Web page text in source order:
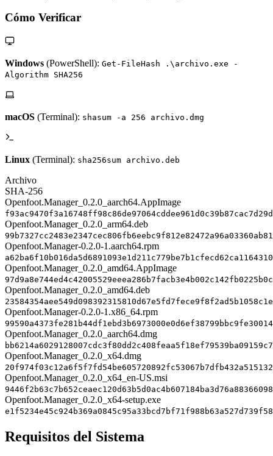
Cómo Verificar
Windows (PowerShell): Get-FileHash .\archivo.exe -
Algorithm SHA256
macOS (Terminal): shasum -a 256 archivo.dmg
Linux (Terminal): sha256sum archivo.deb
Archivo
SHA-256
Openfoot.Manager_0.2.0_aarch64.AppImage
Openfoot.Manager_0.2.0_arm64.deb
Openfoot.Manager-0.2.0-1.aarch64.rpm
Openfoot.Manager_0.2.0_amd64.AppImage
Openfoot.Manager_0.2.0_amd64.deb
Openfoot.Manager-0.2.0-1.x86_64.rpm
Openfoot.Manager_0.2.0_aarch64.dmg
Openfoot.Manager_0.2.0_x64.dmg
Openfoot.Manager_0.2.0_x64_en-US.msi
Openfoot.Manager_0.2.0_x64-setup.exe
Requisitos del Sistema